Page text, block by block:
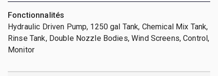
Fonctionnalités
Hydraulic Driven Pump, 1250 gal Tank, Chemical Mix Tank,
Rinse Tank, Double Nozzle Bodies, Wind Screens, Control,
Monitor